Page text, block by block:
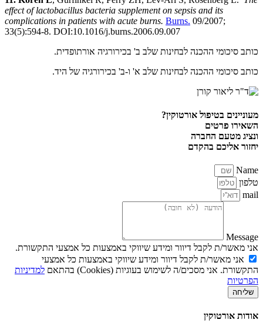
effect of lactobacillus bacteria supplement on sepsis and its
complications in patients with acute burns. Burns. 09/2007;
33(5):594-8. DOI:10.1016/j.burns.2006.09.007
כותב סיכומי ההכנה לבחינות שלב ב' בכירורגיה אורתופדית.
כותב סיכומי ההכנה לבחינות שלב א' ו-ב' בכירורגיה של היד.
מעוניינים בטיפול אורטוקין?
השאירו פרטים
ונציג מטעם החברה
יחזור אליכם בהקדם
Name
טלפון
mail
Message
אני מאשר/ת לקבל דיוור ומידע שיווקי באמצעות כל אמצעי התקשורת.
אני מאשר/ת לקבל דיוור ומידע שיווקי באמצעות כל אמצעי
התקשורת. אני מסכים/ה לשימוש בעוגיות (Cookies) בהתאם
למדיניות
הפרטיות
שליחה
אודות אורטוקין